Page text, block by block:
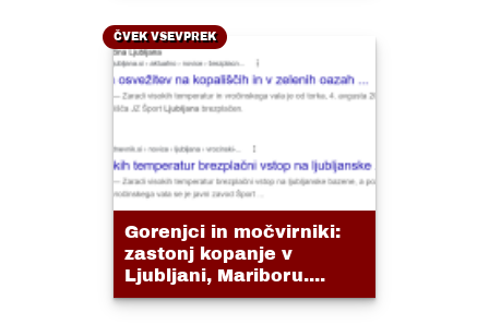
ČVEK VSEVPREK
Gorenjci in močvirniki:
zastonj kopanje v
Ljubljani, Mariboru....